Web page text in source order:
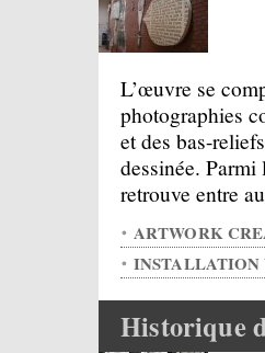
L’œuvre se
photographies
et des bas-
dessinée.
retrouve entre
ARTWORK
INSTALLATION
Historique